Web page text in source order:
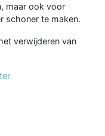
maar ook voor
schoner te maken.
verwijderen van